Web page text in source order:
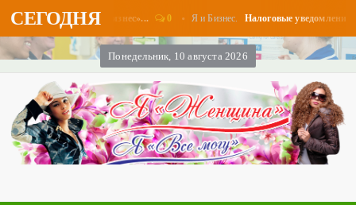
СЕГОДНЯ
в августе - «Бизнес»... 0 Я и Бизнес. Налоговые уведомления и
Понедельник, 10 августа 2026